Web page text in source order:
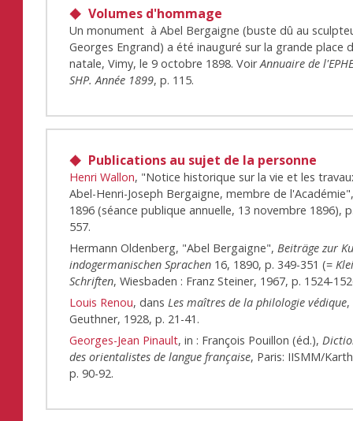
Volumes d'hommage
Un monument à Abel Bergaigne (buste dû au
Georges Engrand) a été inauguré sur la grande place
natale, Vimy, le 9 octobre 1898. VoirAnnuaire de
SHP. Année 1899, p. 115.
Publications au sujet de la personne
Henri Wallon, "Notice historique sur la vie et les
Abel-Henri-Joseph Bergaigne, membre de
1896 (séance publique annuelle, 13 novembre 1896),
557.
Hermann Oldenberg, "Abel Bergaigne",Beiträge zur
indogermanischen Sprachen 16, 1890, p. 349-351 (=
Schriften, Wiesbaden : Franz Steiner, 1967, p. 1524-
Louis Renou, dansLes maîtres de la philologie védique,
Geuthner, 1928, p. 21-41.
Georges-Jean Pinault, in : François Pouillon (éd.),
des orientalistes de langue française, Paris: IISMM/
p. 90-92.